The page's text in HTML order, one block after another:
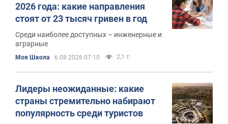
2026 года: какие направления
стоят от 23 тысяч гривен в год
Среди наиболее доступных – инженерные и
аграрные
Моя Школа 6.08.2026 07:10 2,1 т.
Лидеры неожиданные: какие
страны стремительно набирают
популярность среди туристов